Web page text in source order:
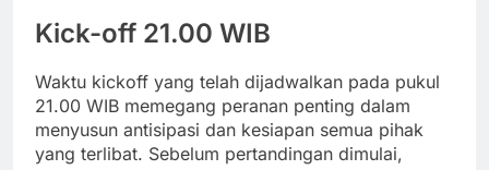
Kick-off 21.00 WIB
Waktu kickoff yang telah dijadwalkan pada pukul
21.00 WIB memegang peranan penting dalam
menyusun antisipasi dan kesiapan semua pihak
yang terlibat. Sebelum pertandingan dimulai,